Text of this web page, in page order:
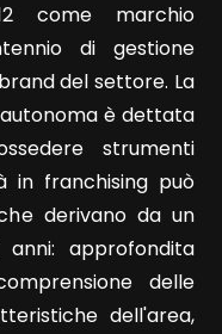
come marchio
di gestione
del settore. La
è dettata
strumenti
in franchising può
derivano da un
approfondita
delle
dell'area,